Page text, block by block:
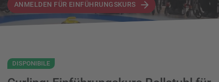
ANMELDEN FÜR EINFÜHRUNGSKURS
DISPONIBILE